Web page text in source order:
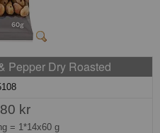
Pepper Dry Roasted
kr
= 1*14x60 g